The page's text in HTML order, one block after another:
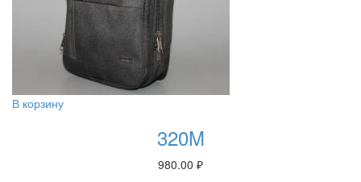
В корзину
320M
980.00 ₽